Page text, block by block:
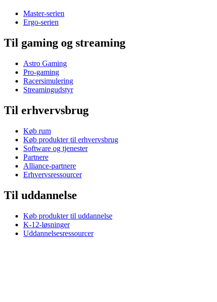
Master-serien
Ergo-serien
Til gaming og streaming
Astro Gaming
Pro-gaming
Racersimulering
Streamingudstyr
Til erhvervsbrug
Køb rum
Køb produkter til erhvervsbrug
Software og tjenester
Partnere
Alliance-partnere
Erhvervsressourcer
Til uddannelse
Køb produkter til uddannelse
K-12-løsninger
Uddannelsesressourcer